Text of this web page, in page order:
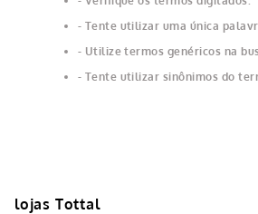
Tente utilizar uma única
Utilize termos genéricos na
Tente utilizar sinônimos do
lojas Tottal